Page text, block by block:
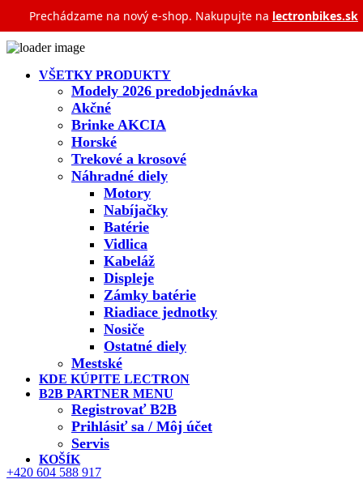
Prechádzame na nový e‑shop. Nakupujte na lectronbikes.sk
VŠETKY PRODUKTY
Modely 2026 predobjednávka
Akčné
Brinke AKCIA
Horské
Trekové a krosové
Náhradné diely
Motory
Nabíjačky
Batérie
Vidlica
Kabeláž
Displeje
Zámky batérie
Riadiace jednotky
Nosiče
Ostatné diely
Mestské
KDE KÚPITE LECTRON
B2B PARTNER MENU
Registrovať B2B
Prihlásiť sa / Môj účet
Servis
KOŠÍK
+420 604 588 917